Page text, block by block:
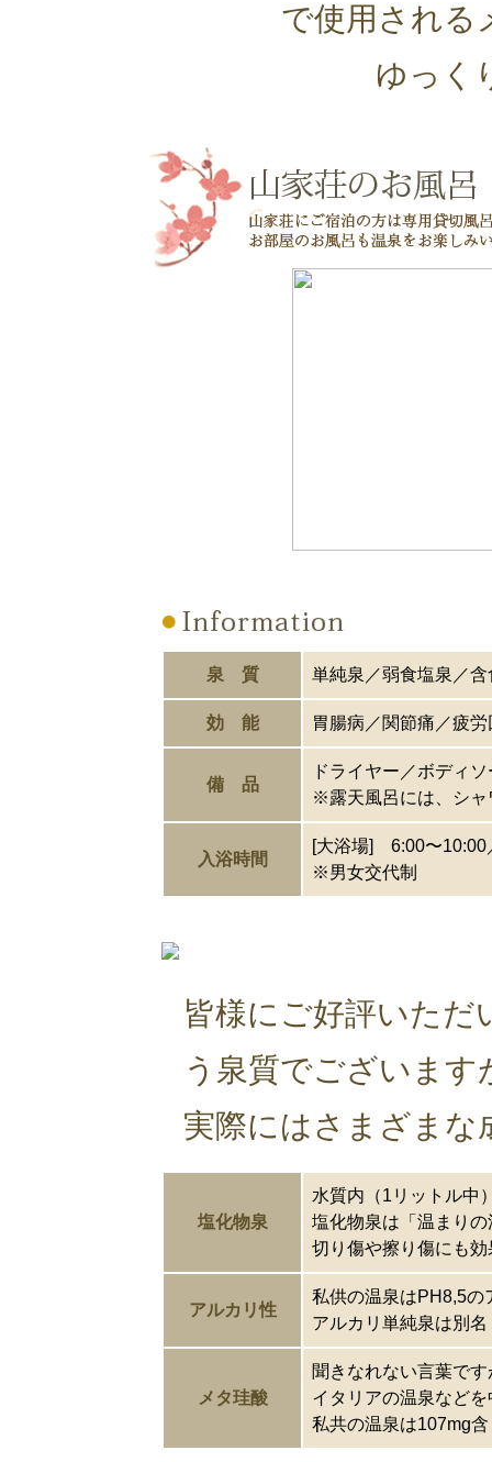
で使用される
ゆっく
泉 質 単純泉／弱食塩泉／
効 能 胃腸病／関節痛／疲労
備 品
ドライヤー／ボディ
※露天風呂には、シ
入浴時間
[大浴場] 6:00〜10:00
※男女交代制
皆様にご好評いただ
う泉質でございます
実際にはさまざまな
塩化物泉
水質内（1リットル中
塩化物泉は「温まり
切り傷や擦り傷にも
アルカリ性
私供の温泉はPH8,5の
アルカリ単純泉は別
メタ珪酸
聞きなれない言葉で
イタリアの温泉など
私共の温泉は107mg